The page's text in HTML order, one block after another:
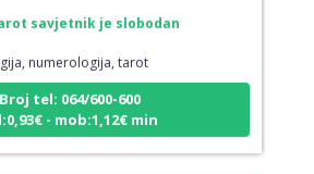
numerologija, tarot
tel: 064/600-600
- mob:1,12€ min